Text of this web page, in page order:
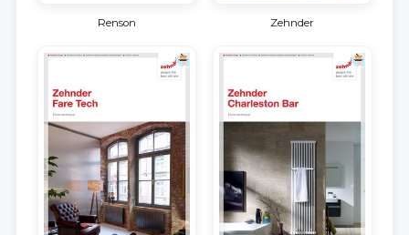
Renson Zehnder